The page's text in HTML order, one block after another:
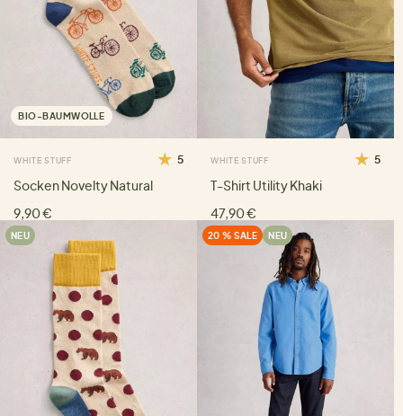
BIO-BAUMWOLLE
WHITE STUFF 5
Socken Novelty Natural
9,90 €
WHITE STUFF 5
T-Shirt Utility Khaki
47,90 €
NEU 20 % SALE NEU